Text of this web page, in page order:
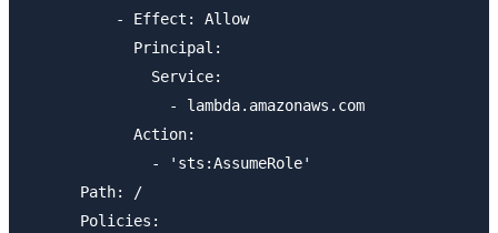
          - Effect: Allow
            Principal:
              Service:
                - lambda.amazonaws.com
            Action:
              - 'sts:AssumeRole'
      Path: /
      Policies: